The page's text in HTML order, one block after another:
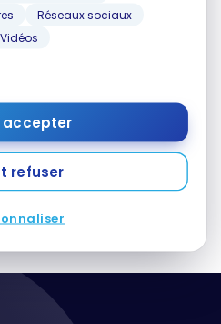
Réseaux sociaux
Vidéos
accepter
refuser
d’Osaka Kansai